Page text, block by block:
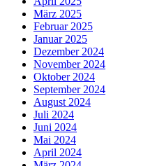
März 2025
Februar 2025
Januar 2025
Dezember 2024
November 2024
Oktober 2024
September 2024
August 2024
Juli 2024
Juni 2024
Mai 2024
April 2024